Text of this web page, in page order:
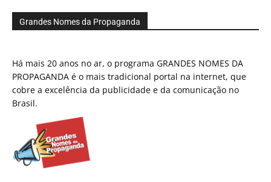
Grandes Nomes da Propaganda
Há mais 20 anos no ar, o programa GRANDES NOMES DA
PROPAGANDA é o mais tradicional portal na internet, que
cobre a excelência da publicidade e da comunicação no
Brasil.